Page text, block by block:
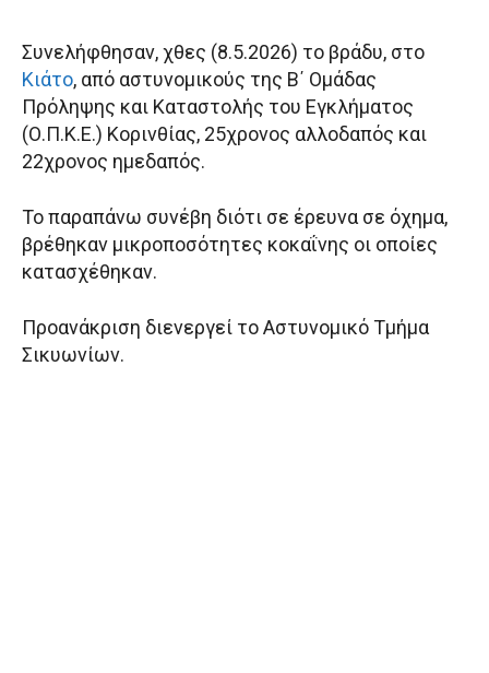
Συνελήφθησαν, χθες (8.5.2026) το βράδυ, στο
Κιάτο, από αστυνομικούς της Β΄ Ομάδας
Πρόληψης και Καταστολής του Εγκλήματος
(Ο.Π.Κ.Ε.) Κορινθίας, 25χρονος αλλοδαπός και
22χρονος ημεδαπός.
Το παραπάνω συνέβη διότι σε έρευνα σε όχημα,
βρέθηκαν μικροποσότητες κοκαΐνης οι οποίες
κατασχέθηκαν.
Προανάκριση διενεργεί το Αστυνομικό Τμήμα
Σικυωνίων.